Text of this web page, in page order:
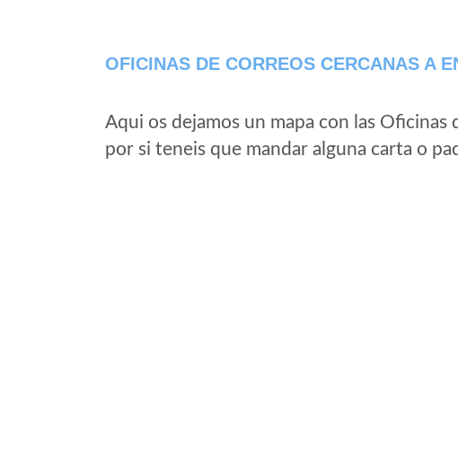
OFICINAS DE CORREOS CERCANAS A
Aqui os dejamos un mapa con las Oficinas
por si teneis que mandar alguna carta o